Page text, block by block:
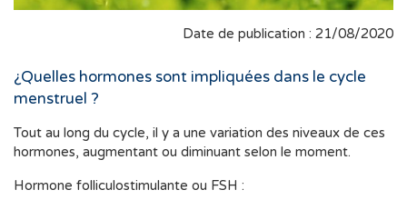
Date de publication : 21/08/2020
¿Quelles hormones sont impliquées dans le cycle
menstruel ?
Tout au long du cycle, il y a une variation des niveaux de ces
hormones, augmentant ou diminuant selon le moment.
Hormone folliculostimulante ou FSH :